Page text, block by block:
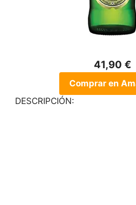
41,90 €
Comprar en
DESCRIPCIÓN: